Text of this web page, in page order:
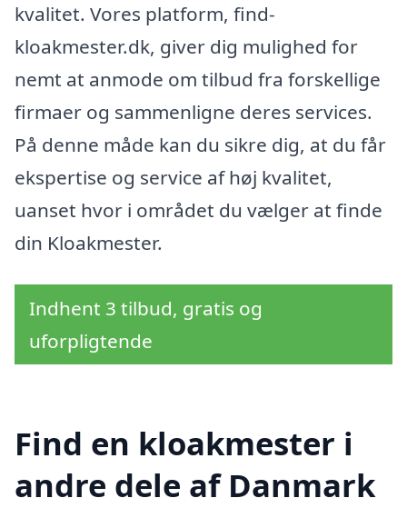
kvalitet. Vores platform, find-
kloakmester.dk, giver dig mulighed for
nemt at anmode om tilbud fra forskellige
firmaer og sammenligne deres services.
På denne måde kan du sikre dig, at du får
ekspertise og service af høj kvalitet,
uanset hvor i området du vælger at finde
din Kloakmester.
Indhent 3 tilbud, gratis og
uforpligtende
Find en kloakmester i
andre dele af Danmark